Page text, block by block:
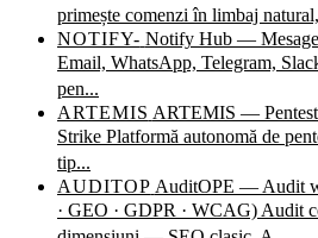
primește comenzi în limbaj
NOTIFY- Notify Hub —
Email, WhatsApp, Telegram,
pen...
ARTEMIS ARTEMIS — Pentest
Strike Platformă autonomă de
tip...
AUDITOP AuditOPE — Audit
· GEO · GDPR · WCAG) Audit